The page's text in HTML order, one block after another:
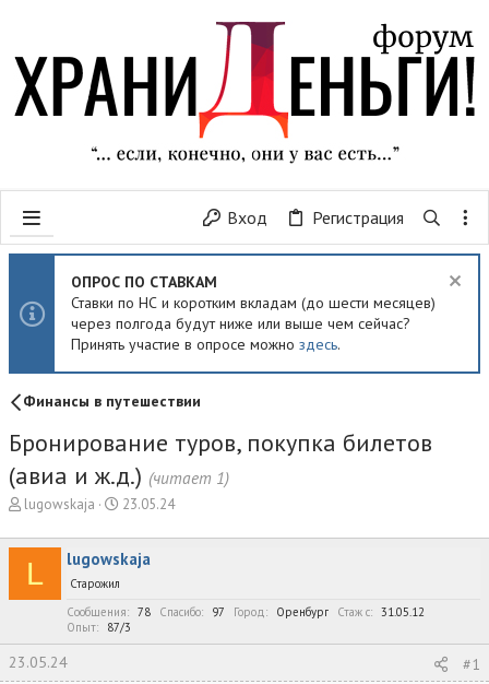
Вход Регистрация
ОПРОС ПО СТАВКАМ
Ставки по НС и коротким вкладам (до шести месяцев)
через полгода будут ниже или выше чем сейчас?
Принять участие в опросе можно здесь.
Финансы в путешествии
Бронирование туров, покупка билетов
(авиа и ж.д.) (читает 1)
А
т
о
р
т
м
ы
lugowskaja
Д
т
а
ч
а
а
23.05.24
L lugowskaja
Старожил
Сообщения
78 Спасибо 97 Город Оренбург Стаж c
31.05.12
Опыт
87/3
23.05.24 #1